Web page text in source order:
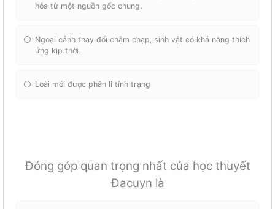
hóa từ một nguồn gốc chung.
Ngoại cảnh thay đổi chậm chạp, sinh vật có khả năng thích
ứng kịp thời.
Loài mới được phân li tính trạng
Đóng góp quan trọng nhất của học thuyết
Đacuyn là